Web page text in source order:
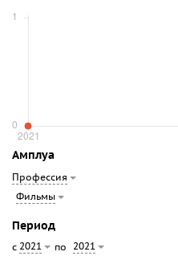
Амплуа
Профессия
Фильмы
Период
с 2021 по 2021